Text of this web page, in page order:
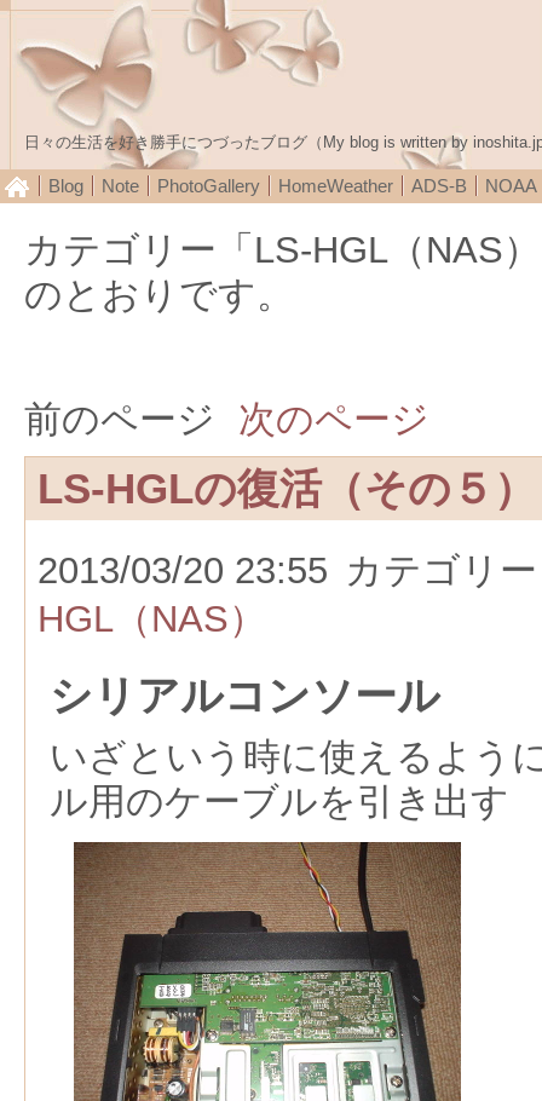
日々の生活を好き勝手につづったブログ（My blog is written by
Blog Note PhotoGallery HomeWeather ADS-B NOAA
カテゴリー「LS-HGL（NAS
のとおりです。
前のページ 次のページ
LS-HGLの復活（その５）
2013/03/20 23:55 カテゴリ
HGL（NAS）
シリアルコンソール
いざという時に使えるよう
ル用のケーブルを引き出す